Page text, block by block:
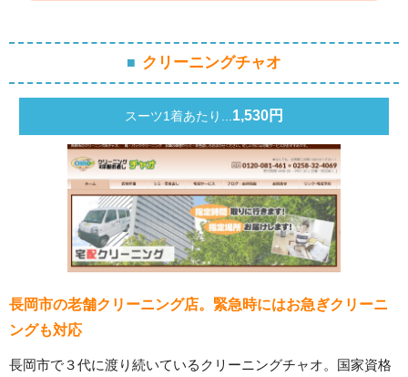
クリーニングチャオ
スーツ1着あたり... 1,530円
長岡市の老舗クリーニング店。緊急時にはお急ぎクリーニ
ングも対応
長岡市で３代に渡り続いているクリーニングチャオ。国家資格